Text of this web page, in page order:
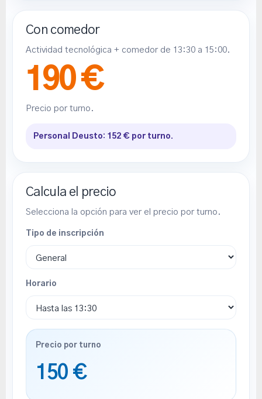
Con comedor
Actividad tecnológica + comedor de 13:30 a 15:00.
190 €
Precio por turno.
Personal Deusto: 152 € por turno.
Calcula el precio
Selecciona la opción para ver el precio por turno.
Tipo de inscripción
Horario
Precio por turno
150 €